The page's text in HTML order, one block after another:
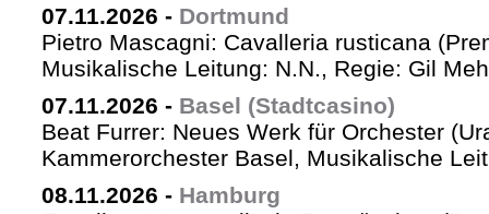
07.11.2026 - Dortmund
Pietro Mascagni: Cavalleria rusticana
Musikalische Leitung: N.N., Regie: Gil
07.11.2026 - Basel (Stadtcasino)
Beat Furrer: Neues Werk für Orchester
Kammerorchester Basel, Musikalische
08.11.2026 - Hamburg